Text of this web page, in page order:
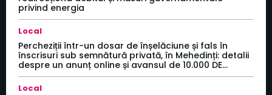
privind energia
Local
Percheziții într-un dosar de înșelăciune și fals în
înscrisuri sub semnătură privată, în Mehedinți: detalii
despre un anunț online și avansul de 10.000 DE...
Local